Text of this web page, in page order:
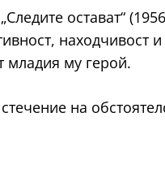
остават“
находчивост и
младия му герой.
на